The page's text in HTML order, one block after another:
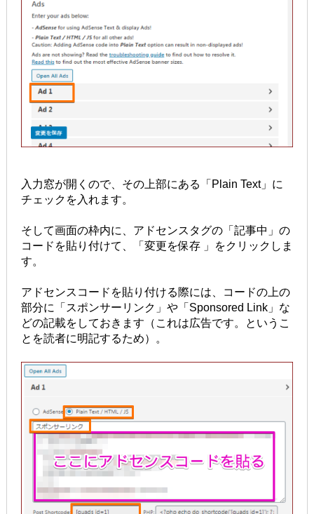
入力窓が開くので、その上部にある「Plain Text」に
チェックを入れます。
そして画面の枠内に、アドセンスタグの「記事中」の
コードを貼り付けて、「変更を保存 」をクリックしま
す。
アドセンスコードを貼り付ける際には、コードの上の
部分に「スポンサーリンク」や「Sponsored Link」な
どの記載をしておきます（これは広告です。というこ
とを読者に明記するため）。